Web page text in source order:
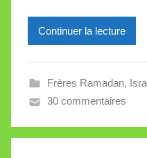
l
V
l
Continuer la lecture
Frères Ramadan,
30 commentaires